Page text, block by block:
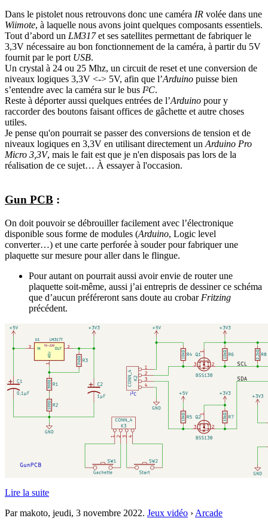
Dans le pistolet nous retrouvons donc une caméra IR volée dans une
Wiimote, à laquelle nous avons joint quelques composants essentiels.
Tout d’abord un LM317et ses satellites permettant de fabriquer le
3,3V nécessaire au bon fonctionnement de la caméra, à partir du 5V
fournit par le port USB.
Un crystal à 24 ou 25 Mhz, un circuit de reset et une conversion de
niveaux logiques 3,3V <-> 5V, afin que l’Arduino puisse bien
s’entendre avec la caméra sur le bus I²C.
Reste à déporter aussi quelques entrées de l’Arduino pour y
raccorder des boutons faisant offices de gâchette et autre choses
utiles.
Je pense qu'on pourrait se passer des conversions de tension et de
niveaux logiques en 3,3V en utilisant directement un Arduino Pro
Micro 3,3V, mais le fait est que je n'en disposais pas lors de la
réalisation de ce sujet… À essayer à l'occasion.
Gun PCB :
On doit pouvoir se débrouiller facilement avec l’électronique
disponible sous forme de modules (Arduino, Logic level
converter…) et une carte perforée à souder pour fabriquer une
plaquette sur mesure pour aller dans le flingue.
Pour autant on pourrait aussi avoir envie de router une
plaquette soit-même, aussi j’ai entrepris de dessiner ce schéma
que d’aucun préféreront sans doute au crobar Fritzing
précédent.
Lire la suite
Par makoto, jeudi, 3 novembre 2022. Jeux vidéo › Arcade